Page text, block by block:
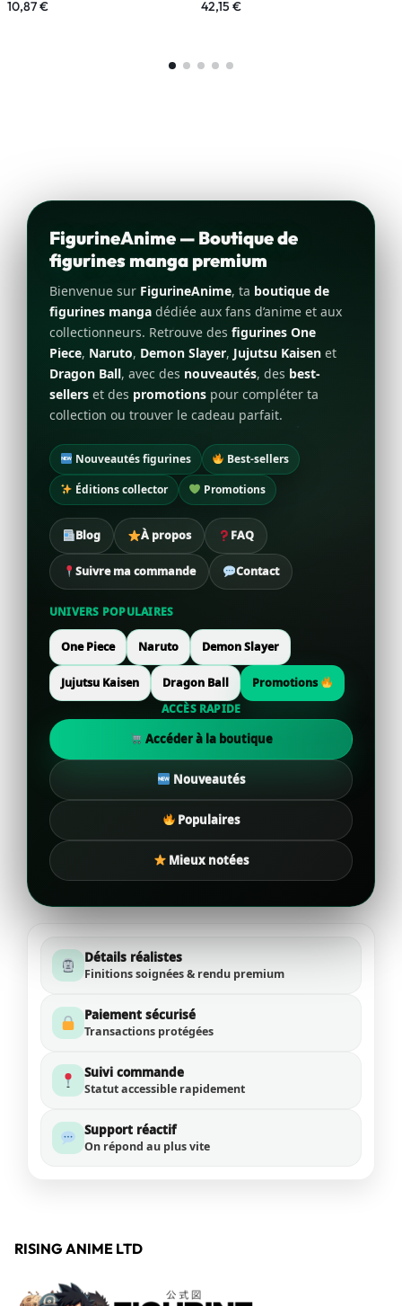
10,87€ 42,15 €
FigurineAnime — Boutique de
figurines manga premium
Bienvenue sur FigurineAnime, ta boutique de
figurines manga dédiée aux fans d’anime et aux
collectionneurs. Retrouve des figurines One
Piece, Naruto, Demon Slayer, Jujutsu Kaisen et
Dragon Ball, avec des nouveautés, des best-
sellers et des promotions pour compléter ta
collection ou trouver le cadeau parfait.
Nouveautés figurines
Best-sellers
Éditions collector
Promotions
Blog À propos FAQ
Suivre ma commande Contact
UNIVERS POPULAIRES
One Piece Naruto Demon Slayer
Jujutsu Kaisen Dragon Ball
Promotions
ACCÈS RAPIDE
Accéder à la boutique
Nouveautés
Populaires
Mieux notées
Détails réalistes
Finitions soignées & rendu premium
Paiement sécurisé
Transactions protégées
Suivi commande
Statut accessible rapidement
Support réactif
On répond au plus vite
RISING ANIME LTD